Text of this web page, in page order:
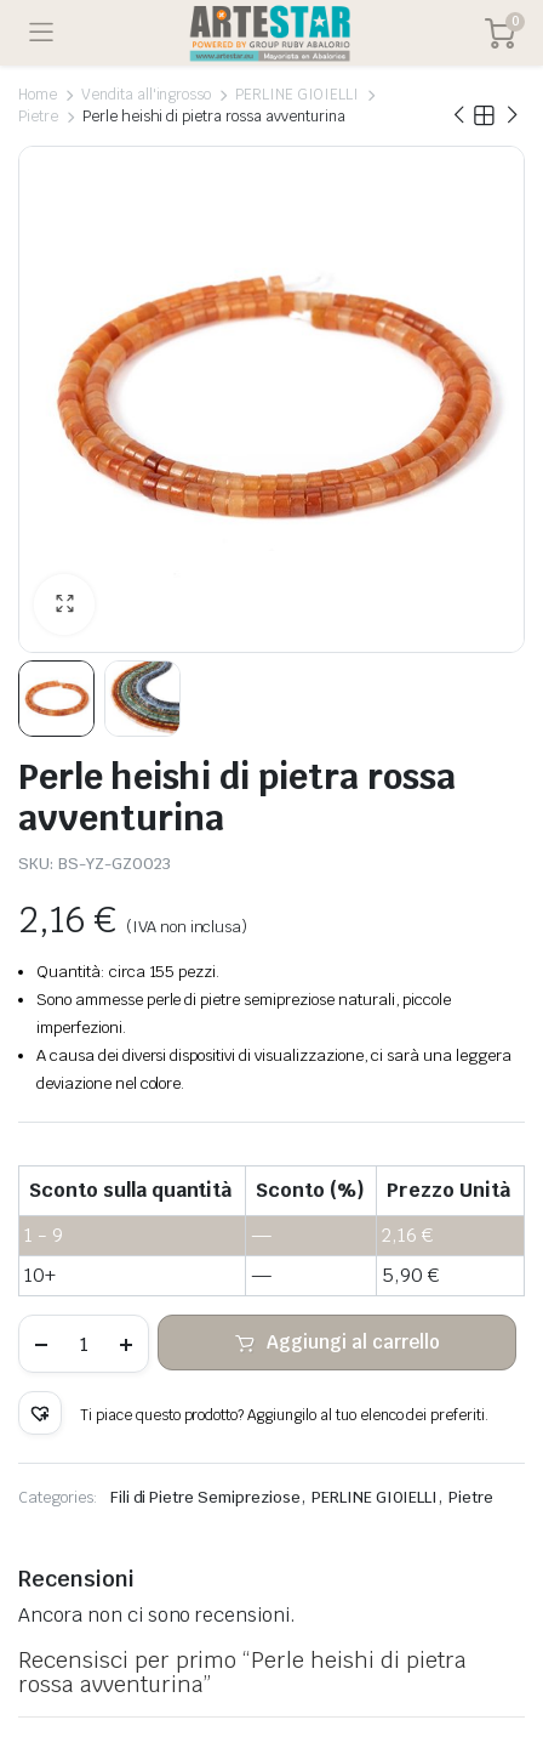
0
Home Vendita all'ingrosso
PERLINE GIOIELLI
Pietre
Perle heishi di pietra rossa avventurina
Perle heishi di pietra rossa
avventurina
SKU: BS-YZ-GZ0023
2,16€ (IVA non inclusa)
Quantità: circa 155 pezzi.
Sono ammesse perle di pietre semipreziose naturali, piccole
imperfezioni.
A causa dei diversi dispositivi di visualizzazione, ci sarà una leggera
deviazione nel colore.
Sconto sulla quantità Sconto (%)
Prezzo Unità
1 - 9
— 2,16 €
10+
— 5,90 €
heishi
di
rossa
avventurina
Aggiungi al carrello
Ti piace questo prodotto? Aggiungilo al tuo elenco dei preferiti.
Categories: Fili di Pietre Semipreziose, PERLINE GIOIELLI ,Pietre
Recensioni
Ancora non ci sono recensioni.
Recensisci per primo “Perle heishi di pietra
rossa avventurina”